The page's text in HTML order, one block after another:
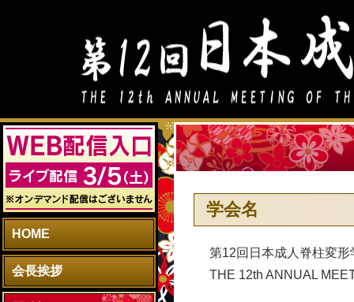
HOME
会長挨拶
学会名
第12回日本成人脊柱変形
THE 12th ANNUAL